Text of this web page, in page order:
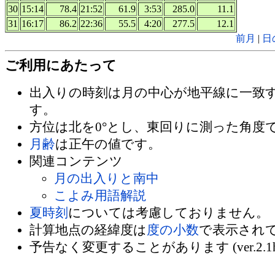
30 15:14 78.4 21:52 61.9 3:53 285.0
11.1
31 16:17 86.2 22:36 55.5 4:20 277.5
12.1
前月 |
ご利用にあたって
出入りの時刻は月の中心が地平線に一致
す。
方位は北を0°とし、東回りに測った角度
月齢は正午の値です。
関連コンテンツ
月の出入りと南中
こよみ用語解説
夏時刻 については考慮しておりません。
計算地点の経緯度は 度の小数で表示され
予告なく変更することがあります